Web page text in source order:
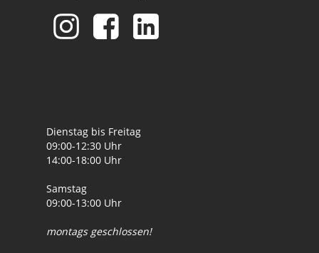
Dienstag bis Freitag
09:00-12:30 Uhr
14:00-18:00 Uhr
Samstag
09:00-13:00 Uhr
montags geschlossen!